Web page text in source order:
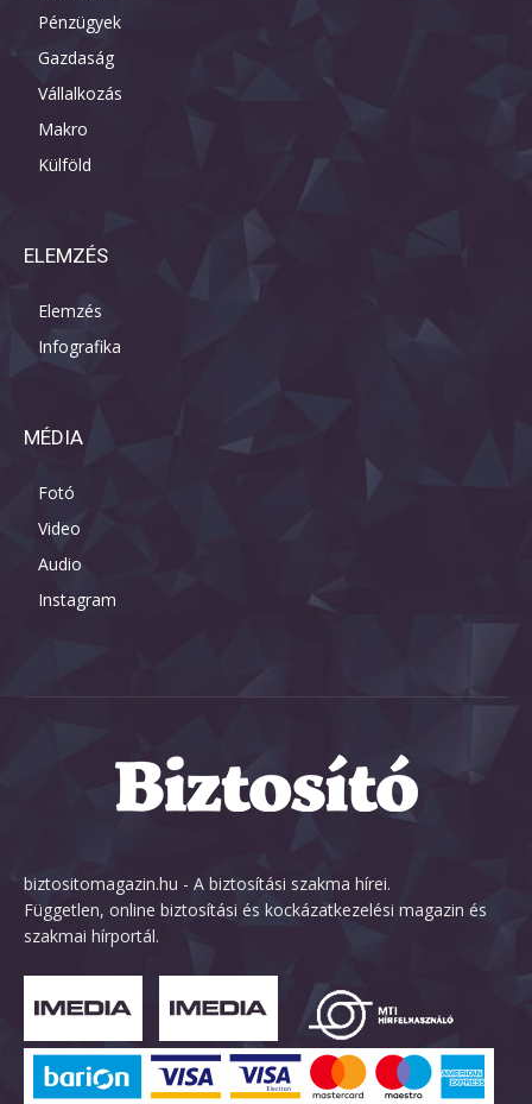
Pénzügyek
Gazdaság
Vállalkozás
Makro
Külföld
ELEMZÉS
Elemzés
Infografika
MÉDIA
Fotó
Video
Audio
Instagram
biztositomagazin.hu - A biztosítási szakma hírei.
Független, online biztosítási és kockázatkezelési magazin és
szakmai hírportál.